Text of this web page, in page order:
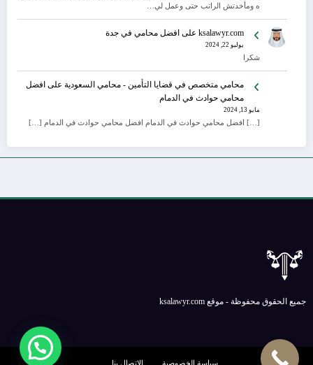
ه ومأخدتش الراتب حتى وعمل لي…
ksalawyr.com على افضل محامي في جدة
يوليو 22, 2024
شكرا
محامي متخصص في قضايا التأمين - محامي السعودية على افضل
محامي حوادث في الدمام
مايو 13, 2024
[…] افضل محامي حوادث في الدمام افضل محامي حوادث في الدمام […]
جميع الحقوق محفوظة - موقع ksalawyr.com
سياسة الخصوصية الإتصال بنا